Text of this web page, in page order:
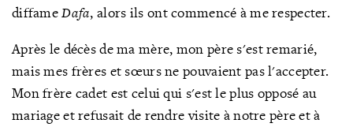
diffameDafa, alors ils ont commencé à me respecter.
Après le décès de ma mère, mon père s'est remarié,
mais mes frères et sœurs ne pouvaient pas l'accepter.
Mon frère cadet est celui qui s'est le plus opposé au
mariage et refusait de rendre visite à notre père et à